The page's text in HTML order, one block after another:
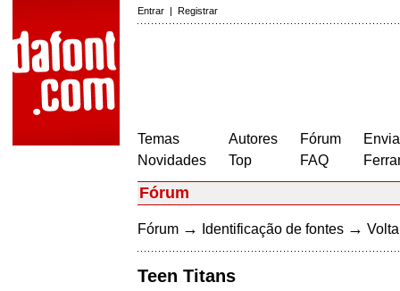
Entrar | Registrar
Temas
Novidades
Autores
Top
Fórum
FAQ
Fórum
Fórum → Identificação de fontes →
Teen Titans